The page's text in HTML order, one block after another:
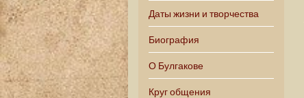
Даты жизни и творчества
Биография
О Булгакове
Круг общения